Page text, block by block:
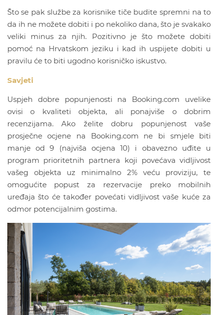
Što se pak službe za korisnike tiče budite spremni na to
da ih ne možete dobiti i po nekoliko dana, što je svakako
veliki minus za njih. Pozitivno je što možete dobiti
pomoć na Hrvatskom jeziku i kad ih uspijete dobiti u
pravilu će to biti ugodno korisničko iskustvo.
Savjeti
Uspjeh dobre popunjenosti na Booking.com uvelike
ovisi o kvaliteti objekta, ali ponajviše o dobrim
recenzijama. Ako želite dobru popunjenost vaše
prosječne ocjene na Booking.com ne bi smjele biti
manje od 9 (najviša ocjena 10) i obavezno uđite u
program prioritetnih partnera koji povećava vidljivost
vašeg objekta uz minimalno 2% veću proviziju, te
omogućite popust za rezervacije preko mobilnih
uređaja što će također povećati vidljivost vaše kuće za
odmor potencijalnim gostima.